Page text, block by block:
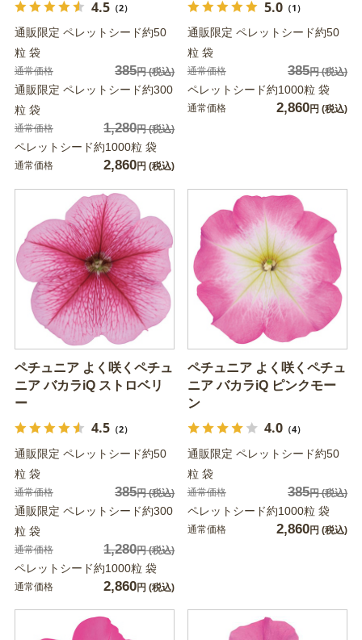
4.5（2）
通販限定 ペレットシード約50
粒 袋
通常価格 385円(税込)
通販限定 ペレットシード約300
粒 袋
通常価格 1,280円(税込)
ペレットシード約1000粒 袋
通常価格 2,860円 (税込)
5.0（1）
通販限定 ペレットシード約50
粒 袋
通常価格 385円(税込)
ペレットシード約1000粒 袋
通常価格 2,860円 (税込)
ペチュニア よく咲くペチュ
ニア バカラiQ ストロベリ
ー
4.5（2）
通販限定 ペレットシード約50
粒 袋
通常価格 385円(税込)
通販限定 ペレットシード約300
粒 袋
通常価格 1,280円(税込)
ペレットシード約1000粒 袋
通常価格 2,860円 (税込)
ペチュニア よく咲くペチュ
ニア バカラiQ ピンクモー
ン
4.0（4）
通販限定 ペレットシード約50
粒 袋
通常価格 385円(税込)
ペレットシード約1000粒 袋
通常価格 2,860円 (税込)